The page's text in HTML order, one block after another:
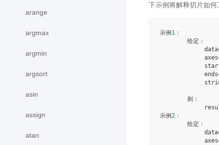
arange
argmax
argmin
argsort
asin
assign
atan
下示例将解释切片如何
示例 1 ：
        给定：
        则：
示例2 ：
        给定：